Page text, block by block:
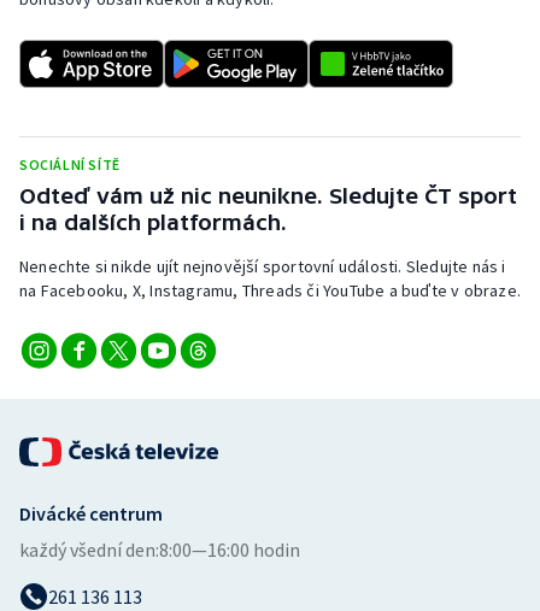
SOCIÁLNÍ SÍTĚ
Odteď vám už nic neunikne. Sledujte ČT sport
i na dalších platformách.
Nenechte si nikde ujít nejnovější sportovní události. Sledujte nás i
na Facebooku, X, Instagramu, Threads či YouTube a buďte v obraze.
Divácké centrum
každý všední den:8:00—16:00 hodin
261 136 113